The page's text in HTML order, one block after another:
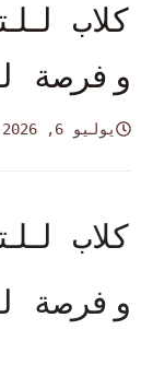
كلاب
وفرصة
يوليو 6, 2026
كلاب
وفرصة